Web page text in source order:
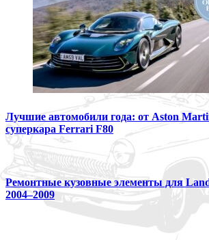
Лучшие автомобили года: от Aston
суперкара Ferrari F80
Ремонтные кузовные элементы для
2004–2009